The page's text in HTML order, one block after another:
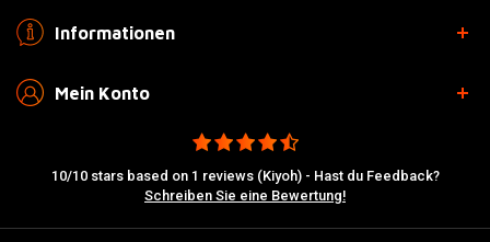
Informationen
Mein Konto
10/10 stars based on 1 reviews (Kiyoh) - Hast du Feedback?
Schreiben Sie eine Bewertung!